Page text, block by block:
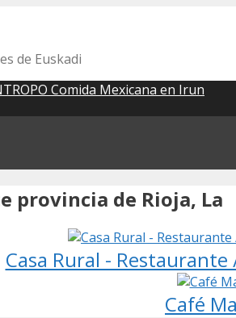
de Euskadi
Comida Mexicana en Irun
provincia de Rioja, La
Casa Rural -
Café